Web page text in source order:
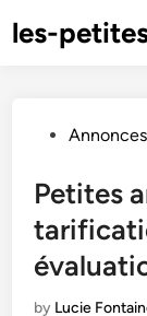
toles-
Posted
Petites
by Lucie